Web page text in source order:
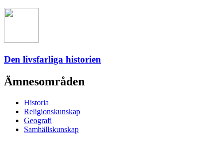
Den livsfarliga historien
Ämnesområden
Historia
Religionskunskap
Geografi
Samhällskunskap